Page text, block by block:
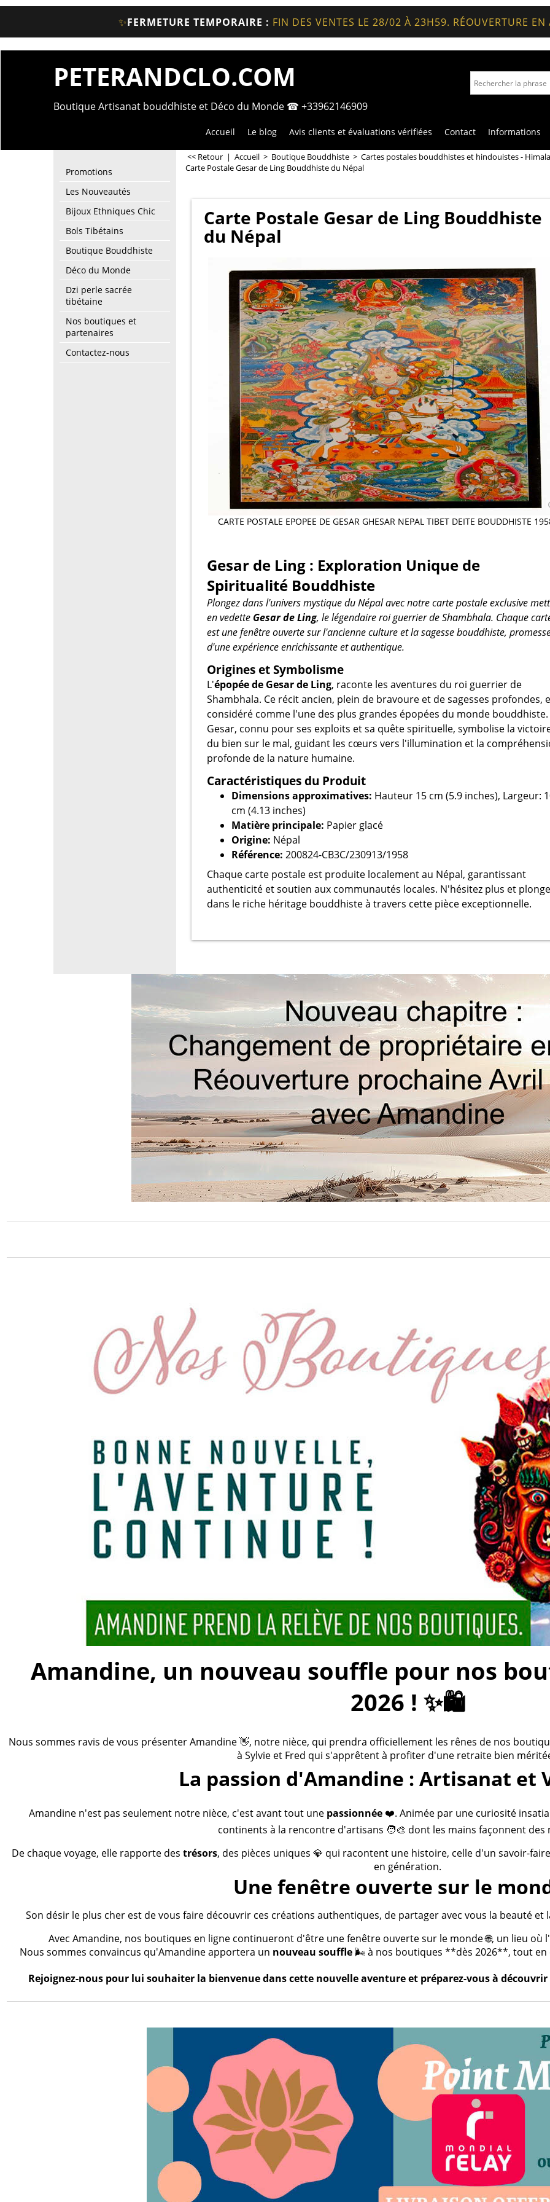
✨FERMETURE TEMPORAIRE : FIN DES VENTES LE 28/02 À 23H59. RÉOUVERTURE
PETERANDCLO.COM
Boutique Artisanat bouddhiste et Déco du Monde ☎ +33962146909
Accueil Le blog Avis clients et évaluations vérifiées Contact Informations
Promotions
Les Nouveautés
Bijoux Ethniques Chic
Bols Tibétains
Boutique Bouddhiste
Déco du Monde
Dzi perle sacrée
tibétaine
Nos boutiques et
partenaires
Contactez-nous
<< Retour | Accueil > Boutique Bouddhiste > Cartes postales bouddhistes et hindouistes -
Carte Postale Gesar de Ling Bouddhiste du Népal
Carte Postale Gesar de Ling Bouddhiste
du Népal
CARTE POSTALE EPOPEE DE GESAR GHESAR NEPAL TIBET DEITE BOUDDHISTE
Gesar de Ling : Exploration Unique de
Spiritualité Bouddhiste
Plongez dans l'univers mystique du Népal avec notre carte postale exclusive
en vedette Gesar de Ling, le légendaire roi guerrier de Shambhala. Chaque
est une fenêtre ouverte sur l'ancienne culture et la sagesse bouddhiste,
d'une expérience enrichissante et authentique.
Origines et Symbolisme
L'épopée de Gesar de Ling, raconte les aventures du roi guerrier de
Shambhala. Ce récit ancien, plein de bravoure et de sagesses profondes,
considéré comme l'une des plus grandes épopées du monde bouddhiste.
Gesar, connu pour ses exploits et sa quête spirituelle, symbolise la
du bien sur le mal, guidant les cœurs vers l'illumination et la
profonde de la nature humaine.
Caractéristiques du Produit
Dimensions approximatives: Hauteur 15 cm (5.9 inches), Largeur:
cm (4.13 inches)
Matière principale: Papier glacé
Origine: Népal
Référence: 200824-CB3C/230913/1958
Chaque carte postale est produite localement au Népal, garantissant
authenticité et soutien aux communautés locales. N'hésitez plus et
dans le riche héritage bouddhiste à travers cette pièce exceptionnelle.
Amandine, un nouveau souffle pour nos
2026 ! ✨🛍️
Nous sommes ravis de vous présenter Amandine 👋, notre nièce, qui prendra officiellement les rênes de nos
à Sylvie et Fred qui s'apprêtent à profiter d'une retraite bien
La passion d'Amandine : Artisanat et
Amandine n'est pas seulement notre nièce, c'est avant tout une passionnée❤️. Animée par une curiosité
continents à la rencontre d'artisans 🧑‍🎨 dont les mains façonnent des
De chaque voyage, elle rapporte des trésors, des pièces uniques 💎 qui racontent une histoire, celle d'un savoir-
en génération.
Une fenêtre ouverte sur le
Son désir le plus cher est de vous faire découvrir ces créations authentiques, de partager avec vous la beauté
Avec Amandine, nos boutiques en ligne continueront d'être une fenêtre ouverte sur le monde 🌐, un lieu
Nous sommes convaincus qu'Amandine apportera un nouveau souffle🌬️ à nos boutiques **dès 2026**, tout en
Rejoignez-nous pour lui souhaiter la bienvenue dans cette nouvelle aventure et préparez-vous à